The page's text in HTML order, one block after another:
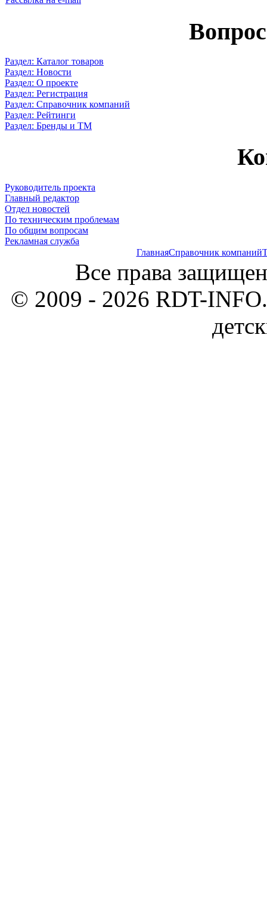
Раздел: Каталог товаров
Раздел: Новости
Раздел: О проекте
Раздел: Регистрация
Раздел: Справочник компаний
Раздел: Рейтинги
Раздел: Бренды и ТМ
Руководитель проекта
Главный редактор
Отдел новостей
По техническим проблемам
По общим вопросам
Рекламная служба
ГлавнаяСправочник компаний
Все права
© 2009 - 2026 RDT-